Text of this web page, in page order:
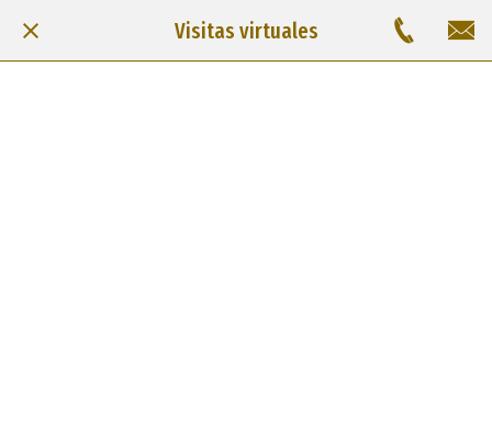
Visitas virtuales